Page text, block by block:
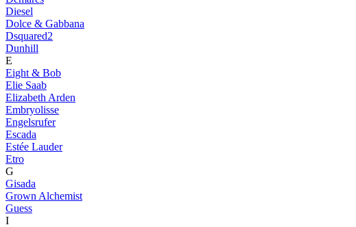
Diesel
Dolce & Gabbana
Dsquared2
Dunhill
E
Eight & Bob
Elie Saab
Elizabeth Arden
Embryolisse
Engelsrufer
Escada
Estée Lauder
Etro
G
Gisada
Grown Alchemist
Guess
I